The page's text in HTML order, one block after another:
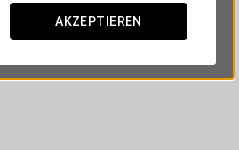
AKZEPTIEREN
MÁLAGA